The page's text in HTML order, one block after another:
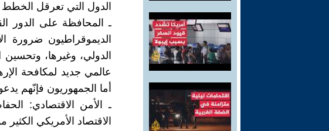
الدول التي تعرقل الخطط
ـ المحافظة على الدور
الديموقراطيون ضرورة
الدولي، وغيرها،
عالمي جديد لمكافحة
أما الجمهوريون فإنّهم
ـ الأمن الاقتصادي:
الاقتصاد الأمريكي